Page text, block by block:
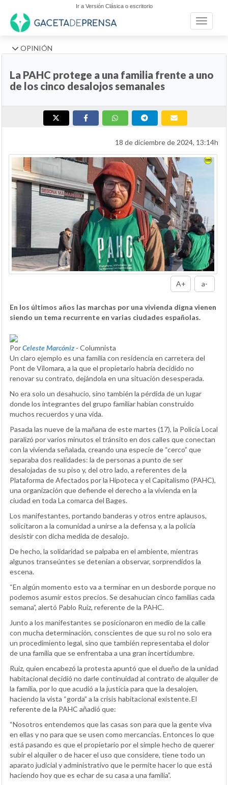
Ir a Versión Clásica o escritorio
Toggle
OPINIÓN
La PAHC protege a una familia frente a uno
de los cinco desalojos semanales
18 de diciembre de 2024, 13:14h
A+ a-
En los últimos años las marchas por una vivienda digna vienen
siendo un tema recurrente en varias ciudades españolas.
PorCeleste Marcóniz - Columnista
Un claro ejemplo es una familia con residencia en carretera del
Pont de Vilomara, a la que el propietario habría decidido no
renovar su contrato, dejándola en una situación desesperada.
No era solo un desahucio, sino también la pérdida de un lugar
donde los integrantes del grupo familiar habían construido
muchos recuerdos y una vida.
Pasada las nueve de la mañana de este martes (17), la Policía Local
paralizó por varios minutos el tránsito en dos calles que conectan
con la vivienda señalada, creando una especie de “cerco” que
separaba dos realidades: la de personas a punto de ser
desalojadas de su piso y, del otro lado, a referentes de la
Plataforma de Afectados por la Hipoteca y el Capitalismo (PAHC),
una organización que defiende el derecho a la vivienda en la
ciudad en toda La comarca del Bages.
Los manifestantes, portando banderas y otros entre aplausos,
solicitaron a la comunidad a unirse a la defensa y, a la policía
desistir con dicha medida de desalojo.
De hecho, la solidaridad se palpaba en el ambiente, mientras
algunos transeúntes se detenían a observar, sorprendidos la
escena.
“En algún momento esto va a terminar en un desborde porque no
podemos asumir estos precios. Se desahucian cinco familias cada
semana”, alertó Pablo Ruíz, referente de la PAHC.
Junto a los manifestantes se posicionaron en medio de la calle
con mucha determinación, conscientes de que su rol no solo era
un procedimiento legal, sino que también representaba el dolor
de una familia que se enfrentaba a una gran incertidumbre.
Ruiz, quien encabezó la protesta apuntó que el dueño de la unidad
habitacional decidió no darle continuidad al contrato de alquiler de
la familia, por lo que acudió a la justicia para que la desalojen,
haciendo la vista “gorda” a la crisis habitacional existente. El
referente de la PAHC añadió que:
“Nosotros entendemos que las casas son para que la gente viva
en ellas y no para que se usen como mercancías. Entonces lo que
está pasando es que el propietario por el simple hecho de querer
subir el alquiler o de hacer el uso que considere, tiene todo un
aparato judicial y administrativo que le permite hacer lo que está
haciendo hoy que es echar de su casa a una familia”.